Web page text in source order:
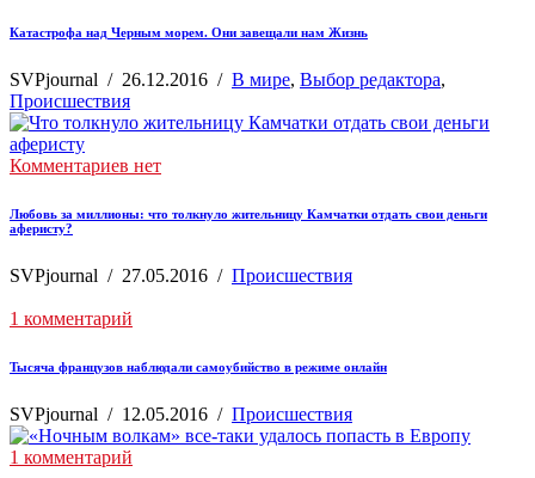
Катастрофа над Черным морем. Они завещали нам Жизнь
SVPjournal / 26.12.2016 / В мире, Выбор редактора,
Происшествия
Комментариев нет
Любовь за миллионы: что толкнуло жительницу Камчатки отдать свои деньги
аферисту?
SVPjournal / 27.05.2016 / Происшествия
1 комментарий
Тысяча французов наблюдали самоубийство в режиме онлайн
SVPjournal / 12.05.2016 / Происшествия
1 комментарий